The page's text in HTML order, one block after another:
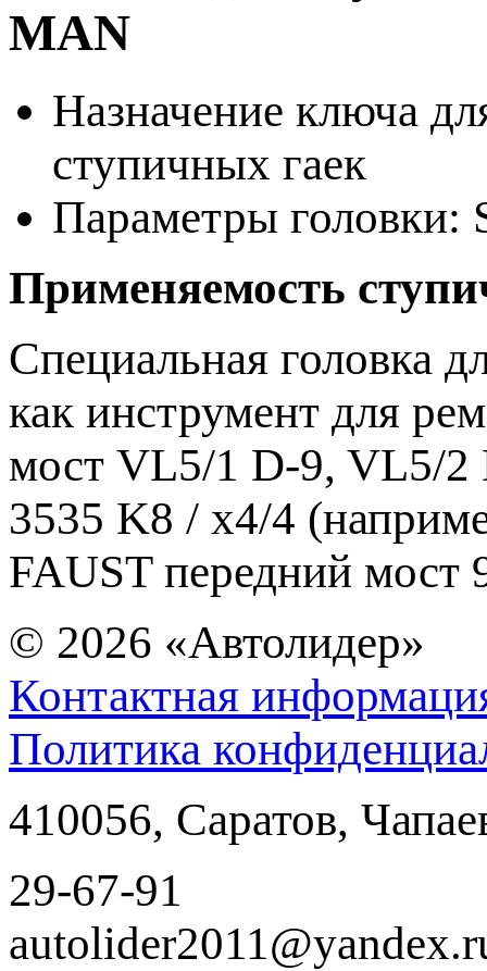
MAN
Назначение ключа
ступичных гаек
Параметры
Применяемость
Специальная головка
как инструмент для
мост VL5/1 D-9, VL5/2
3535 K8 / x4/4
FAUST передний мост
© 2026 «Автолидер»
Контактная
Политика
410056, Саратов,
29-67-91